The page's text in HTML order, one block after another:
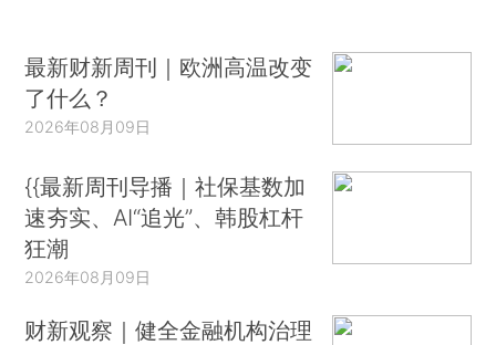
最新财新周刊｜欧洲高温改变
了什么？
2026年08月09日
{{最新周刊导播｜社保基数加
速夯实、AI“追光”、韩股杠杆
狂潮
2026年08月09日
财新观察｜健全金融机构治理